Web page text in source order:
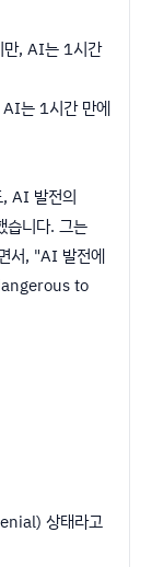
만, AI는 1시간
AI는 1시간 만에
, AI 발전의
습니다. 그는
서, "AI 발전에
to
상태라고